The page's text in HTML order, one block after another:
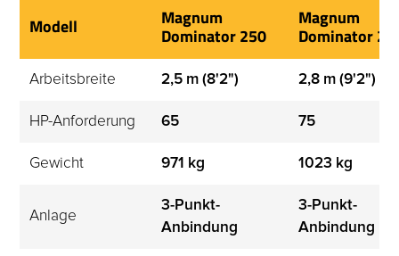
Modell Magnum
Dominator 250
Magnum
Dominator
Arbeitsbreite 2,5 m (8'2") 2,8 m (9'2")
HP-Anforderung 65 75
Gewicht 971 kg 1023 kg
Anlage
3-Punkt-
Anbindung
3-Punkt-
Anbindung